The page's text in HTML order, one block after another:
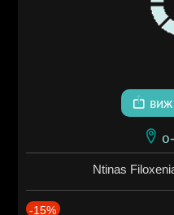
Ntinas
-15%